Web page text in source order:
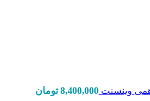
وینسنت 8,400,000 تومان